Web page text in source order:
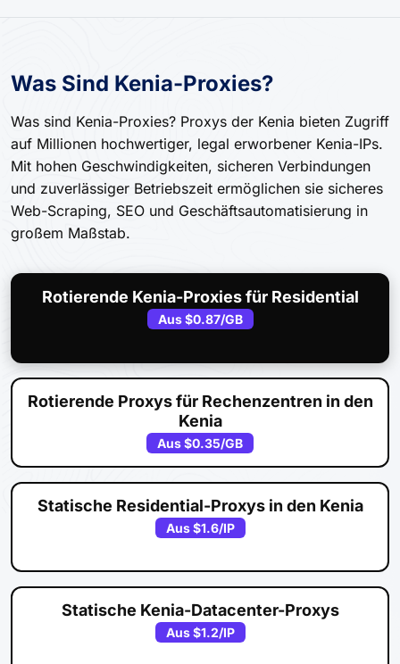
Was Sind Kenia-Proxies?
Was sind Kenia-Proxies? Proxys der Kenia bieten Zugriff
auf Millionen hochwertiger, legal erworbener Kenia-IPs.
Mit hohen Geschwindigkeiten, sicheren Verbindungen
und zuverlässiger Betriebszeit ermöglichen sie sicheres
Web-Scraping, SEO und Geschäftsautomatisierung in
großem Maßstab.
Rotierende Kenia-Proxies für Residential
Aus$0.87/GB
Rotierende Proxys für Rechenzentren in den
Kenia
Aus$0.35/GB
Statische Residential-Proxys in den Kenia
Aus$1.6/IP
Statische Kenia-Datacenter-Proxys
Aus$1.2/IP